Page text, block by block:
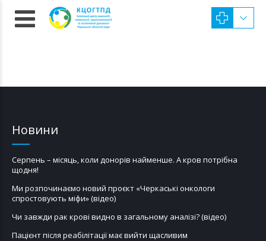
Новини
Серпень – місяць, коли донорів найменше. А кров потрібна
щодня!
Ми розпочинаємо новий проєкт «Черкаські онкологи
спростовують міфи» (відео)
Чи завжди рак крові видно в загальному аналізі? (відео)
Пацієнт після реабілітації має вийти щасливим